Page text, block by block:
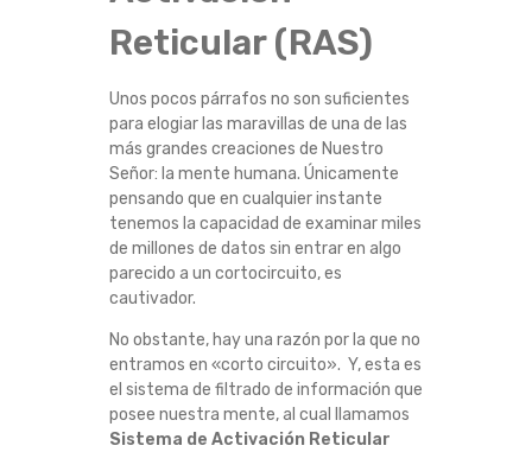
Reticular (RAS)
Unos pocos párrafos no son suficientes
para elogiar las maravillas de una de las
más grandes creaciones de Nuestro
Señor: la mente humana. Únicamente
pensando que en cualquier instante
tenemos la capacidad de examinar miles
de millones de datos sin entrar en algo
parecido a un cortocircuito, es
cautivador.
No obstante, hay una razón por la que no
entramos en «corto circuito». Y, esta es
el sistema de filtrado de información que
posee nuestra mente, al cual llamamos
Sistema de Activación Reticular